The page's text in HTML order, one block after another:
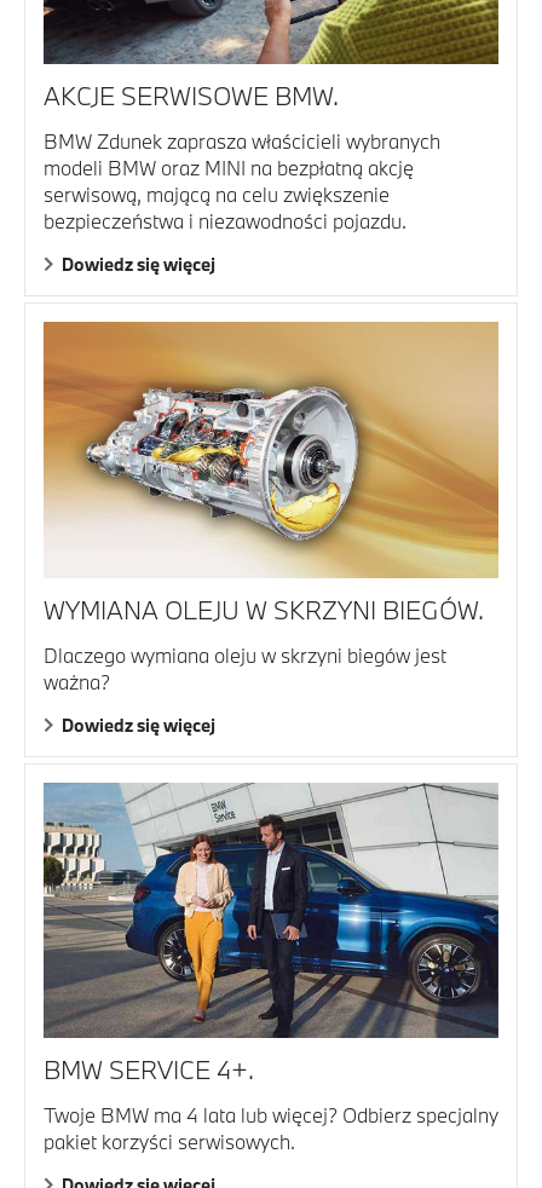
AKCJE SERWISOWE BMW.
BMW Zdunek zaprasza właścicieli wybranych
modeli BMW oraz MINI na bezpłatną akcję
serwisową, mającą na celu zwiększenie
bezpieczeństwa i niezawodności pojazdu.
Dowiedz się więcej
WYMIANA OLEJU W SKRZYNI BIEGÓW.
Dlaczego wymiana oleju w skrzyni biegów jest
ważna?
Dowiedz się więcej
BMW SERVICE 4+.
Twoje BMW ma 4 lata lub więcej? Odbierz specjalny
pakiet korzyści serwisowych.